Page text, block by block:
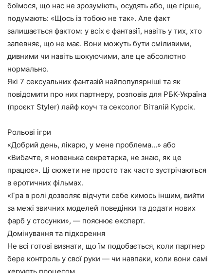
боїмося, що нас не зрозуміють, осудять або, ще гірше,
подумають: «Щось із тобою не так». Але факт
залишається фактом: у всіх є фантазії, навіть у тих, хто
запевняє, що не має. Вони можуть бути сміливими,
дивними чи навіть шокуючими, але це абсолютно
нормально.
Які 7 сексуальних фантазій найпопулярніші та як
повідомити про них партнеру, розповів для РБК-Україна
(проєкт Styler) лайф коуч та сексолог Віталій Курсік.
Рольові ігри
«Добрий день, лікарю, у мене проблема…» або
«Вибачте, я новенька секретарка, не знаю, як це
працює». Ці сюжети не просто так часто зустрічаються
в еротичних фільмах.
«Гра в ролі дозволяє відчути себе кимось іншим, вийти
за межі звичних моделей поведінки та додати нових
фарб у стосунки», — пояснює експерт.
Домінування та підкорення
Не всі готові визнати, що їм подобається, коли партнер
бере контроль у свої руки — чи навпаки, коли вони самі
керують процесом.